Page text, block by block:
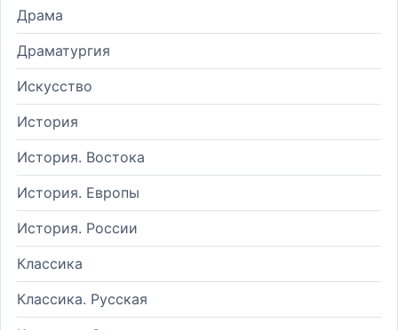
Драма
Драматургия
Искусство
История
История. Востока
История. Европы
История. России
Классика
Классика. Русская